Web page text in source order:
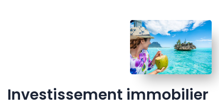
Investissement immobilier